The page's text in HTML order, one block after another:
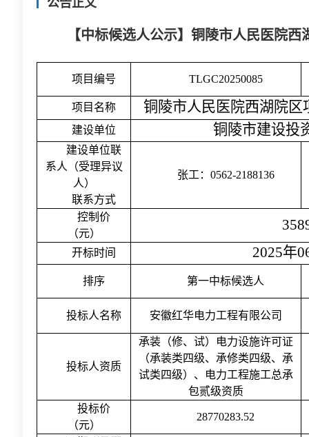
【中标候选人公示】铜陵市人民医院
项目编号 TLGC20250085
项目名称 铜陵市人民医院西湖院区
建设单位 铜陵市建设投
建设单位联
系人（受理异议
人）
联系方式
张工 ： 0562-2188136
控制价
（元）
开标时间 2025年
排序 第一中标候选人
投标人名称 安徽红华电力工程有限公司
投标人资质
承装（修、试）电力设施许可证
（承装类四级、承修类四级、承
试类四级） 、
电力工程施工总承
包贰级资质
投标价
（元）
28770283.52